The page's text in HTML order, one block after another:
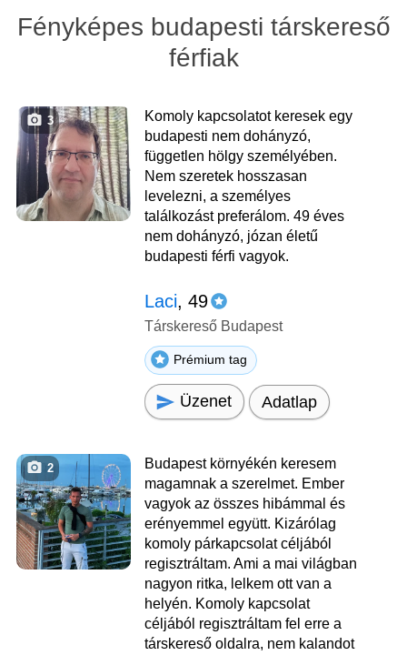
Fényképes budapesti társkereső
férfiak
3
Komoly kapcsolatot keresek egy
budapesti nem dohányzó,
független hölgy személyében.
Nem szeretek hosszasan
levelezni, a személyes
találkozást preferálom. 49 éves
nem dohányzó, józan életű
budapesti férfi vagyok.
Laci, 49
Társkereső Budapest
Prémium tag
Üzenet Adatlap
2
Budapest környékén keresem
magamnak a szerelmet. Ember
vagyok az összes hibámmal és
erényemmel együtt. Kizárólag
komoly párkapcsolat céljából
regisztráltam. Ami a mai világban
nagyon ritka, lelkem ott van a
helyén. Komoly kapcsolat
céljából regisztráltam fel erre a
társkereső oldalra, nem kalandot